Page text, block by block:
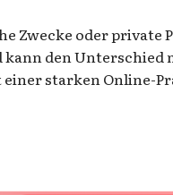
Zwecke oder private
kann den Unterschied
einer starken Online-